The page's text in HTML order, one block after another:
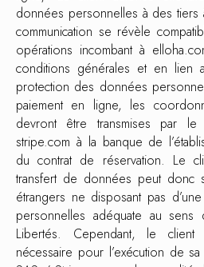
données personnelles à des tiers
communication se révèle
opérations incombant à
conditions générales et en lien
protection des données
paiement en ligne, les
devront être transmises par le
stripe.com à la banque de
du contrat de réservation. Le
transfert de données peut donc
étrangers ne disposant pas
personnelles adéquate au
Libertés. Cependant, le
nécessaire pour l’exécution de